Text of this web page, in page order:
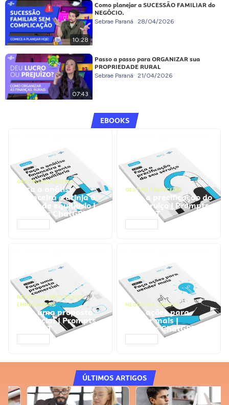
10:28
Como planejar a SUCESSÃO FAMILIAR do
NEGÓCIO.
Sebrae Paraná 28/04/2026
07:43
Passo a passo para ORGANIZAR sua
PROPRIEDADE RURAL
Sebrae Paraná 21/04/2026
EBOOKS
GESTÃO FINANCEIRA
Faça a análise
financeira e atinja o
ponto de equilíbrio |
Prompts ChatGPT
GESTÃO FINANCEIRA
Faça a precificação do
seu serviço | Prompts
ChatGPT
NEGÓCIOS, PROCESSOS
EMPRESARIAIS
Faça uma proposta
comercial | Prompts
ChatGPT
NEGÓCIOS, VENDAS
Faça ações para
vender mais |
Prompts ChatGPT
ÚLTIMOS ARTIGOS